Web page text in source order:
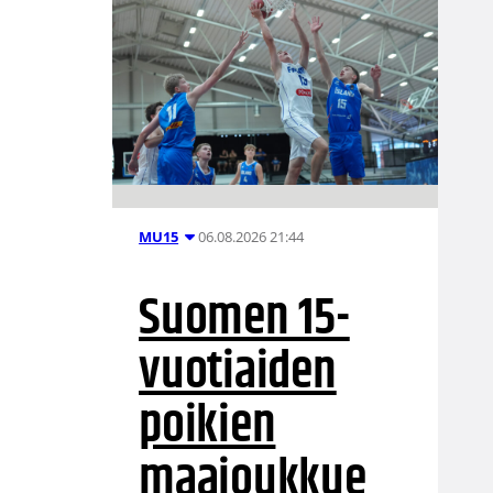
MU15 06.08.2026 21:44
Suomen 15-
vuotiaiden
poikien